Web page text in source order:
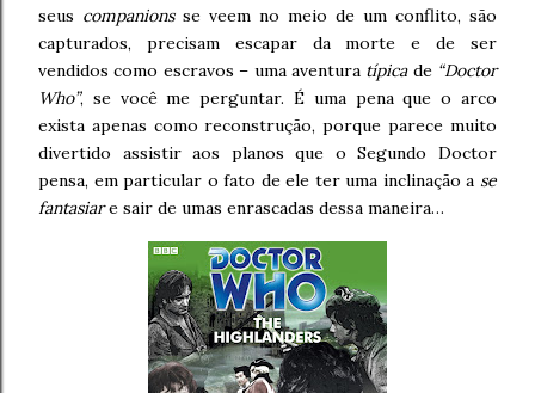
seus companionsse veem no meio de um conflito, são
capturados, precisam escapar da morte e de ser
vendidos como escravos – uma aventura típicade “Doctor
Who”, se você me perguntar. É uma pena que o arco
exista apenas como reconstrução, porque parece muito
divertido assistir aos planos que o Segundo Doctor
pensa, em particular o fato de ele ter uma inclinação a se
fantasiare sair de umas enrascadas dessa maneira…